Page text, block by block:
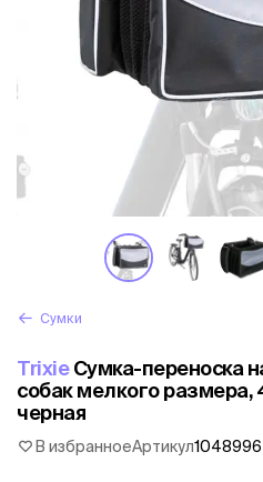
Сумки
TrixieСумка-переноска
собак мелкого размера,
черная
В избранноеАртикул1048996